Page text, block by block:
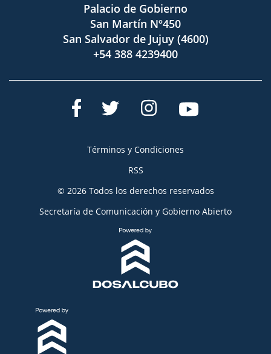
Palacio de Gobierno
San Martín Nº450
San Salvador de Jujuy (4600)
+54 388 4239400
Términos y Condiciones
RSS
© 2026 Todos los derechos reservados
Secretaría de Comunicación y Gobierno Abierto